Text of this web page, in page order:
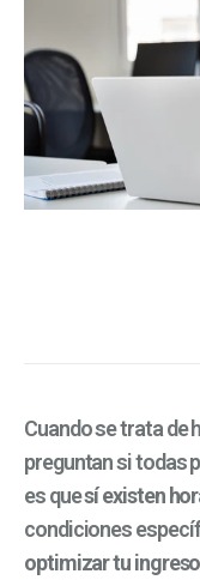
Cuando se trata de
preguntan si todas
es quesí existen
condiciones
optimizar tu ingreso